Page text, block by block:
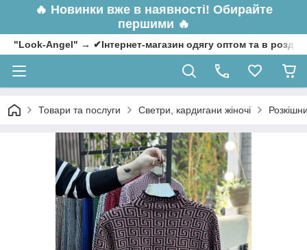
🔥 Новинки вже в наявності! Обирайте
першими 🔥
"Look-Angel" → ✔Інтернет-магазин одягу оптом та в
Товари та послуги Светри, кардигани жіночі